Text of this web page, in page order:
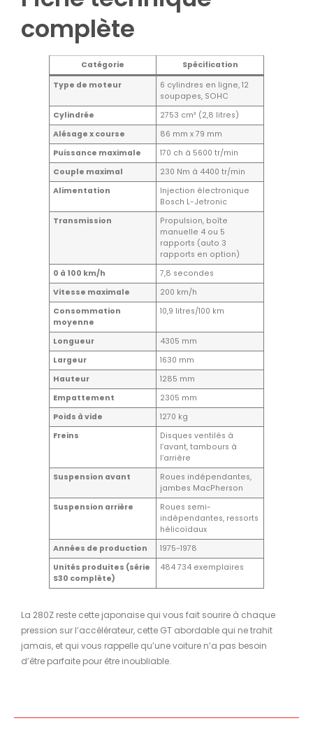
complète
Catégorie
Spécification
Type de moteur
6 cylindres en ligne, 12
soupapes, SOHC
Cylindrée
2753 cm³ (2,8 litres)
Alésage x course
86 mm x 79 mm
Puissance maximale
170 ch à 5600 tr/min
Couple maximal
230 Nm à 4400 tr/min
Alimentation
Injection électronique
Bosch L-Jetronic
Transmission
Propulsion, boîte
manuelle 4 ou 5
rapports (auto 3
rapports en option)
0 à 100 km/h
7,8 secondes
Vitesse maximale
200 km/h
Consommation
moyenne
10,9 litres/100 km
Longueur
4305 mm
Largeur
1630 mm
Hauteur
1285 mm
Empattement
2305 mm
Poids à vide
1270 kg
Freins
Disques ventilés à
l’avant, tambours à
l’arrière
Suspension avant
Roues indépendantes,
jambes MacPherson
Suspension arrière
Roues semi-
indépendantes, ressorts
hélicoïdaux
Années de production
1975-1978
Unités produites (série
S30 complète)
484 734 exemplaires
La 280Z reste cette japonaise qui vous fait sourire à chaque
pression sur l’accélérateur, cette GT abordable qui ne trahit
jamais, et qui vous rappelle qu’une voiture n’a pas besoin
d’être parfaite pour être inoubliable.